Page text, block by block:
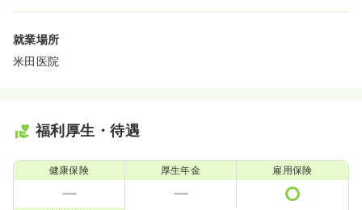
就業場所
米田医院
福利厚生・待遇
健康保険 厚生年金 雇用保険